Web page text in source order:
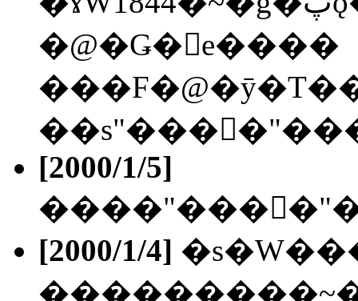
�@�Ǥ�󤺮e����
[2000/1/5]
[2000/1/4]